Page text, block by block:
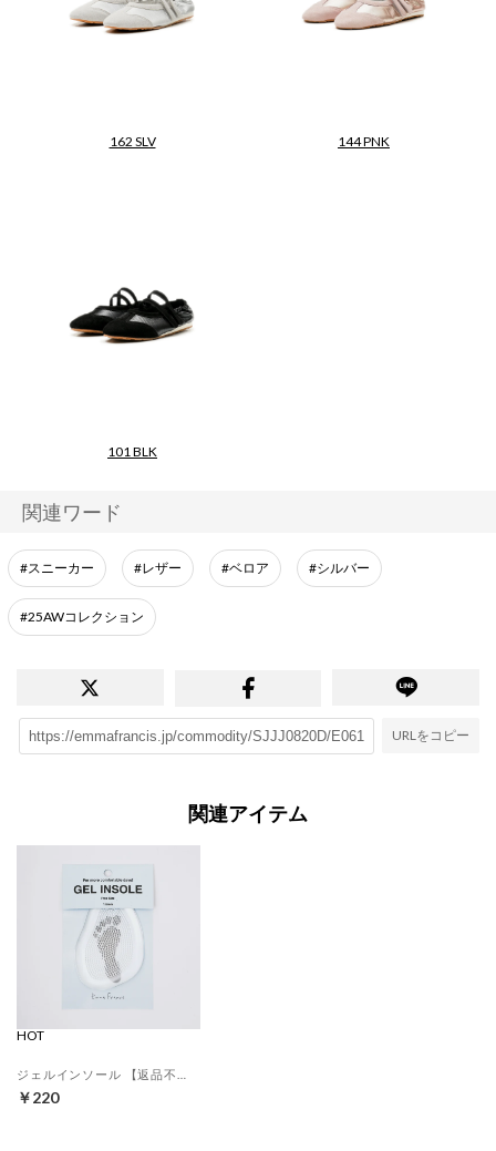
162 SLV 144 PNK
101 BLK
関連ワード
#スニーカー #レザー #ベロア #シルバー
#25AWコレクション
URLをコピー
関連アイテム
HOT
￥220